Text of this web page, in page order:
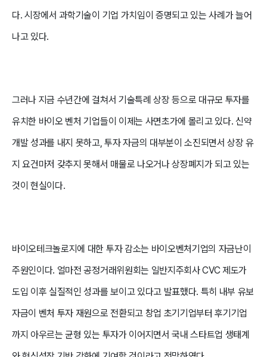
다. 시장에서 과학기술이 기업 가치임이 증명되고 있는 사례가 늘어
나고 있다.
그러나 지금 수년간에 걸쳐서 기술특례 상장 등으로 대규모 투자를
유치한 바이오 벤처 기업들이 이제는 사면초가에 몰리고 있다. 신약
개발 성과를 내지 못하고, 투자 자금의 대부분이 소진되면서 상장 유
지 요건마저 갖추지 못해서 매물로 나오거나 상장폐지가 되고 있는
것이 현실이다.
바이오테크놀로지에 대한 투자 감소는 바이오벤처기업의 자금난이
주원인이다. 얼마전 공정거래위원회는 일반지주회사 CVC 제도가
도입 이후 실질적인 성과를 보이고 있다고 발표했다. 특히 내부 유보
자금이 벤처 투자 재원으로 전환되고 창업 초기기업부터 후기기업
까지 아우르는 균형 있는 투자가 이어지면서 국내 스타트업 생태계